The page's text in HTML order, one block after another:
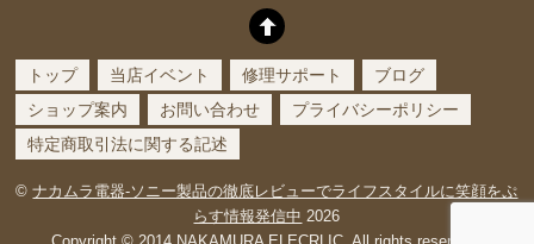
トップ 当店イベント 修理サポート
ブログ
ショップ案内
お問い合わせ
プライバシーポリシー
特定商取引法に関する記述
©ナカムラ電器-ソニー製品の徹底レビューでライフスタイルに笑顔をぷ
らす情報発信中 2026